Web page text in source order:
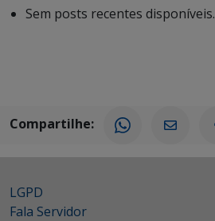
Sem posts recentes disponíveis.
Compartilhe:
LGPD
Fala Servidor